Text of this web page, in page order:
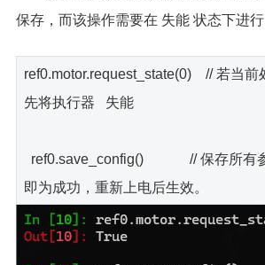
保存，而该操作需要在 失能 状态下进行
ref0.motor.request_state(0) // 若当前
先将执行器 失能
ref0.save_config() // 保存所有参
即为成功，重新上电后生效。